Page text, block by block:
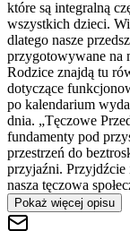
które są integralną
wszystkich dzieci.
dlatego nasze
przygotowywane na
Rodzice znajdą tu
dotyczące
po kalendarium
dnia. „Tęczowe
fundamenty pod
przestrzeń do
przyjaźni. Przyjdźcie
nasza tęczowa
Pokaż więcej opisu